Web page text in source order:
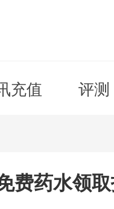
充值 评测
费药水领